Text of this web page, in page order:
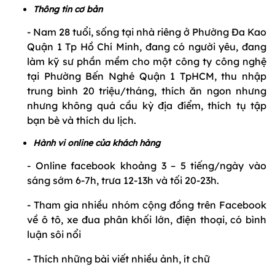
Thông tin cơ bản
- Nam 28 tuổi, sống tại nhà riêng ở Phường Đa Kao
Quận 1 Tp Hồ Chí Minh, đang có người yêu, đang
làm kỹ sư phần mềm cho một công ty công nghệ
tại Phường Bến Nghé Quận 1 TpHCM, thu nhập
trung bình 20 triệu/tháng, thích ăn ngon nhưng
nhưng không quá cầu kỳ địa điểm, thích tụ tập
bạn bè và thích du lịch.
Hành vi online của khách hàng
- Online facebook khoảng 3 – 5 tiếng/ngày vào
sáng sớm 6-7h, trưa 12-13h và tối 20-23h.
- Tham gia nhiều nhóm cộng đồng trên Facebook
về ô tô, xe đua phân khối lớn, điện thoại, có bình
luận sôi nổi
- Thích những bài viết nhiều ảnh, ít chữ